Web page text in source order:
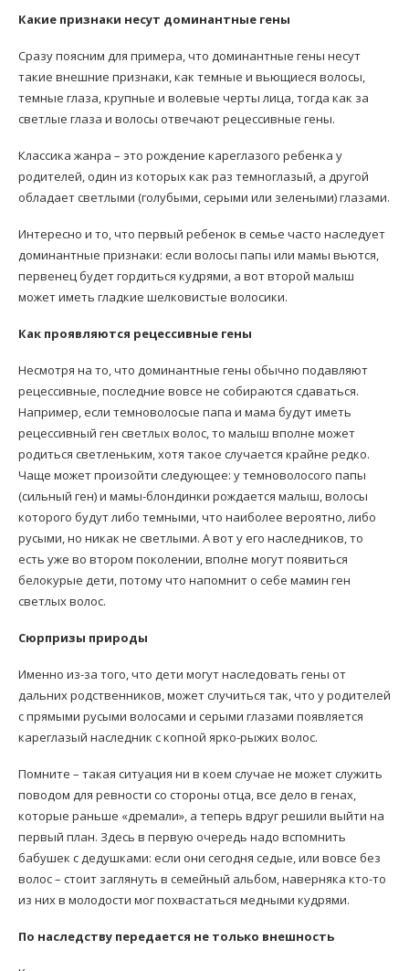
Какие признаки несут доминантные гены
Сразу поясним для примера, что доминантные гены несут
такие внешние признаки, как темные и вьющиеся волосы,
темные глаза, крупные и волевые черты лица, тогда как за
светлые глаза и волосы отвечают рецессивные гены.
Классика жанра – это рождение кареглазого ребенка у
родителей, один из которых как раз темноглазый, а другой
обладает светлыми (голубыми, серыми или зелеными) глазами.
Интересно и то, что первый ребенок в семье часто наследует
доминантные признаки: если волосы папы или мамы вьются,
первенец будет гордиться кудрями, а вот второй малыш
может иметь гладкие шелковистые волосики.
Как проявляются рецессивные гены
Несмотря на то, что доминантные гены обычно подавляют
рецессивные, последние вовсе не собираются сдаваться.
Например, если темноволосые папа и мама будут иметь
рецессивный ген светлых волос, то малыш вполне может
родиться светленьким, хотя такое случается крайне редко.
Чаще может произойти следующее: у темноволосого папы
(сильный ген) и мамы-блондинки рождается малыш, волосы
которого будут либо темными, что наиболее вероятно, либо
русыми, но никак не светлыми. А вот у его наследников, то
есть уже во втором поколении, вполне могут появиться
белокурые дети, потому что напомнит о себе мамин ген
светлых волос.
Сюрпризы природы
Именно из-за того, что дети могут наследовать гены от
дальних родственников, может случиться так, что у родителей
с прямыми русыми волосами и серыми глазами появляется
кареглазый наследник с копной ярко-рыжих волос.
Помните – такая ситуация ни в коем случае не может служить
поводом для ревности со стороны отца, все дело в генах,
которые раньше «дремали», а теперь вдруг решили выйти на
первый план. Здесь в первую очередь надо вспомнить
бабушек с дедушками: если они сегодня седые, или вовсе без
волос – стоит заглянуть в семейный альбом, наверняка кто-то
из них в молодости мог похвастаться медными кудрями.
По наследству передается не только внешность